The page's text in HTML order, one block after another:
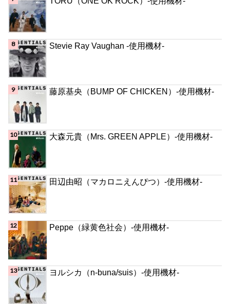
Stevie Ray Vaughan -使用機材-
藤原基央（BUMP OF CHICKEN）-使用機材-
大森元貴（Mrs. GREEN APPLE）-使用機材-
田辺由昭（マカロニえんぴつ）-使用機材-
Peppe（緑黄色社会）-使用機材-
ヨルシカ（n-buna/suis）-使用機材-